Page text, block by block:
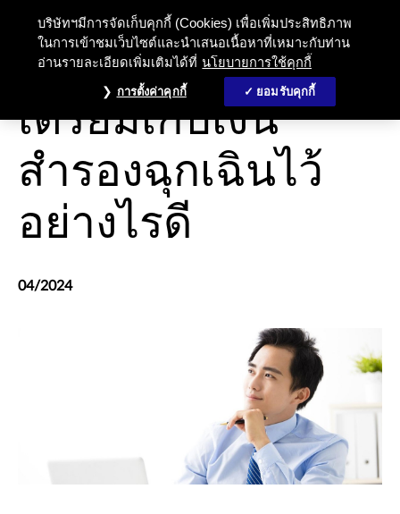
เตรียมเก็บเงิน
สำรองฉุกเฉินไว้
อย่างไรดี
04/2024
บริษัทฯมีการจัดเก็บคุกกี้ (Cookies) เพื่อเพิ่มประสิทธิภาพ
ในการเข้าชมเว็บไซต์และนำเสนอเนื้อหาที่เหมาะกับท่าน
อ่านรายละเอียดเพิ่มเติมได้ที่ นโยบายการใช้คุกกี้
การตั้งค่าคุกกี้ ยอมรับคุกกี้